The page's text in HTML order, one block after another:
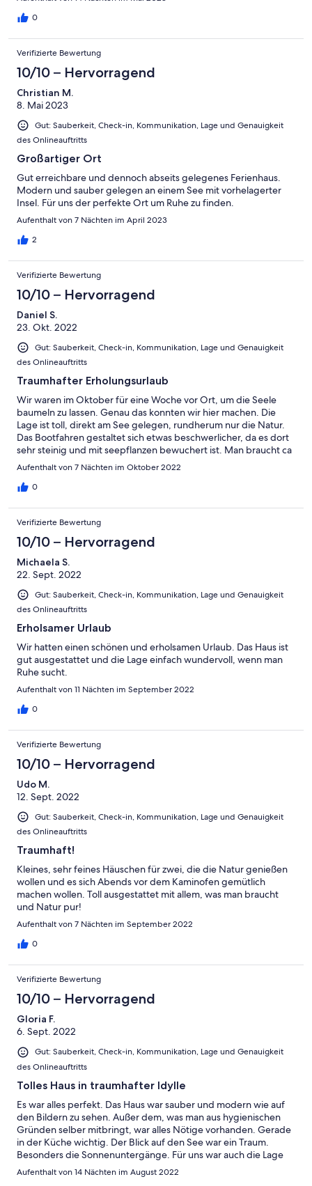
0
Verifizierte Bewertung
10/10 – Hervorragend
Christian M.
8. Mai 2023
Gut: Sauberkeit, Check-in, Kommunikation, Lage und Genauigkeit
des Onlineauftritts
Großartiger Ort
Gut erreichbare und dennoch abseits gelegenes Ferienhaus.
Modern und sauber gelegen an einem See mit vorhelagerter
Insel. Für uns der perfekte Ort um Ruhe zu finden.
Aufenthalt von 7 Nächten im April 2023
2
Verifizierte Bewertung
10/10 – Hervorragend
Daniel S.
23. Okt. 2022
Gut: Sauberkeit, Check-in, Kommunikation, Lage und Genauigkeit
des Onlineauftritts
Traumhafter Erholungsurlaub
Wir waren im Oktober für eine Woche vor Ort, um die Seele
baumeln zu lassen. Genau das konnten wir hier machen. Die
Lage ist toll, direkt am See gelegen, rundherum nur die Natur.
Das Bootfahren gestaltet sich etwas beschwerlicher, da es dort
sehr steinig und mit seepflanzen bewuchert ist. Man braucht ca
15-20 min bis man auf dem offenen See ist. Das hat dem ganzen
ausgestattet, was man braucht. Eine derartige Ausstattung
werden auf jeden Fall wiederkommen!
Aufenthalt von 7 Nächten im Oktober 2022
0
Verifizierte Bewertung
10/10 – Hervorragend
Michaela S.
22. Sept. 2022
Gut: Sauberkeit, Check-in, Kommunikation, Lage und Genauigkeit
des Onlineauftritts
Erholsamer Urlaub
Wir hatten einen schönen und erholsamen Urlaub. Das Haus ist
gut ausgestattet und die Lage einfach wundervoll, wenn man
Ruhe sucht.
Aufenthalt von 11 Nächten im September 2022
0
Verifizierte Bewertung
10/10 – Hervorragend
Udo M.
12. Sept. 2022
Gut: Sauberkeit, Check-in, Kommunikation, Lage und Genauigkeit
des Onlineauftritts
Traumhaft!
Kleines, sehr feines Häuschen für zwei, die die Natur genießen
wollen und es sich Abends vor dem Kaminofen gemütlich
machen wollen. Toll ausgestattet mit allem, was man braucht
und Natur pur!
Aufenthalt von 7 Nächten im September 2022
0
Verifizierte Bewertung
10/10 – Hervorragend
Gloria F.
6. Sept. 2022
Gut: Sauberkeit, Check-in, Kommunikation, Lage und Genauigkeit
des Onlineauftritts
Tolles Haus in traumhafter Idylle
Es war alles perfekt. Das Haus war sauber und modern wie auf
den Bildern zu sehen. Außer dem, was man aus hygienischen
Gründen selber mitbringt, war alles Nötige vorhanden. Gerade
in der Küche wichtig. Der Blick auf den See war ein Traum.
Besonders die Sonnenuntergänge. Für uns war auch die Lage
perfekt. Viel Ruhe, aber guter Startpunkt für Ausflüge. Man
fühlte sich auch sicher und wohl. Die Schlüsselübergabe und
Aufenthalt von 14 Nächten im August 2022